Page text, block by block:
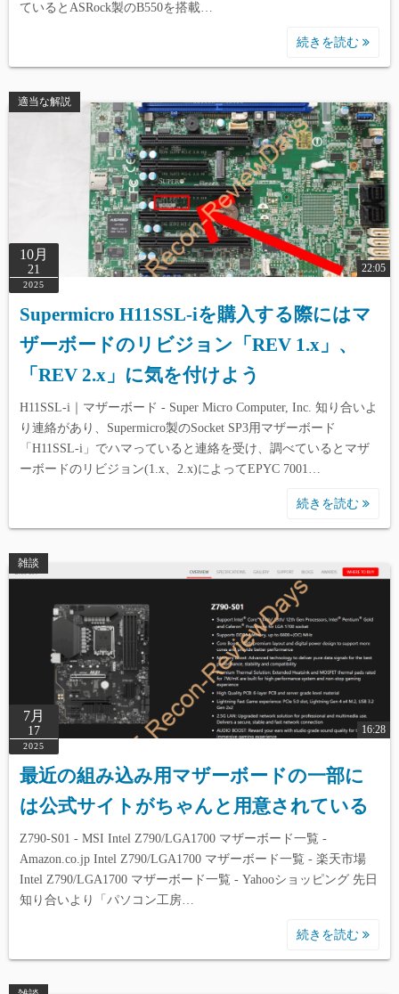
ているとASRock製のB550を搭載…
続きを読む
適当な解説
10月
21
2025
22:05
Supermicro H11SSL-iを購入する際にはマ
ザーボードのリビジョン「REV 1.x」、
「REV 2.x」に気を付けよう
H11SSL-i｜マザーボード - Super Micro Computer, Inc. 知り合いよ
り連絡があり、Supermicro製のSocket SP3用マザーボード
「H11SSL-i」でハマっていると連絡を受け、調べているとマザ
ーボードのリビジョン(1.x、2.x)によってEPYC 7001…
続きを読む
雑談
7月
17
2025
16:28
最近の組み込み用マザーボードの一部に
は公式サイトがちゃんと用意されている
Z790-S01 - MSI Intel Z790/LGA1700 マザーボード一覧 -
Amazon.co.jp Intel Z790/LGA1700 マザーボード一覧 - 楽天市場
Intel Z790/LGA1700 マザーボード一覧 - Yahooショッピング 先日
知り合いより「パソコン工房…
続きを読む